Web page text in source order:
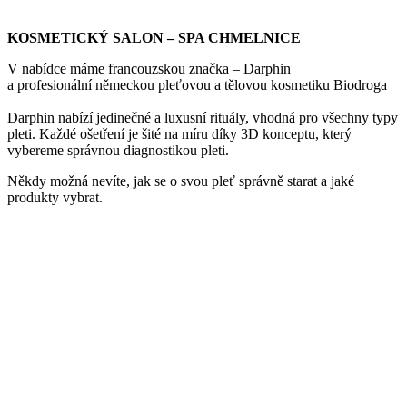
KOSMETICKÝ SALON – SPA CHMELNICE
V nabídce máme francouzskou značka – Darphin
a profesionální německou pleťovou a tělovou kosmetiku Biodroga
Darphin nabízí jedinečné a luxusní rituály, vhodná pro všechny typy
pleti. Každé ošetření je šité na míru díky 3D konceptu, který
vybereme správnou diagnostikou pleti.
Někdy možná nevíte, jak se o svou pleť správně starat a jaké
produkty vybrat.